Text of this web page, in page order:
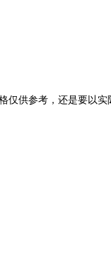
供参考，还是要以实